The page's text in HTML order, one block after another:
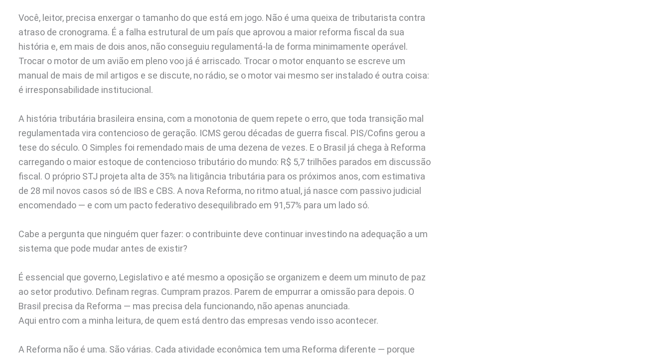
Você, leitor, precisa enxergar o tamanho do que está em jogo. Não é uma queixa de tributarista contra
atraso de cronograma. É a falha estrutural de um país que aprovou a maior reforma fiscal da sua
história e, em mais de dois anos, não conseguiu regulamentá-la de forma minimamente operável.
Trocar o motor de um avião em pleno voo já é arriscado. Trocar o motor enquanto se escreve um
manual de mais de mil artigos e se discute, no rádio, se o motor vai mesmo ser instalado é outra coisa:
é irresponsabilidade institucional.
A história tributária brasileira ensina, com a monotonia de quem repete o erro, que toda transição mal
regulamentada vira contencioso de geração. ICMS gerou décadas de guerra fiscal. PIS/Cofins gerou a
tese do século. O Simples foi remendado mais de uma dezena de vezes. E o Brasil já chega à Reforma
carregando o maior estoque de contencioso tributário do mundo: R$ 5,7 trilhões parados em discussão
fiscal. O próprio STJ projeta alta de 35% na litigância tributária para os próximos anos, com estimativa
de 28 mil novos casos só de IBS e CBS. A nova Reforma, no ritmo atual, já nasce com passivo judicial
encomendado — e com um pacto federativo desequilibrado em 91,57% para um lado só.
Cabe a pergunta que ninguém quer fazer: o contribuinte deve continuar investindo na adequação a um
sistema que pode mudar antes de existir?
É essencial que governo, Legislativo e até mesmo a oposição se organizem e deem um minuto de paz
ao setor produtivo. Definam regras. Cumpram prazos. Parem de empurrar a omissão para depois. O
Brasil precisa da Reforma — mas precisa dela funcionando, não apenas anunciada.
Aqui entro com a minha leitura, de quem está dentro das empresas vendo isso acontecer.
A Reforma não é uma. São várias. Cada atividade econômica tem uma Reforma diferente — porque